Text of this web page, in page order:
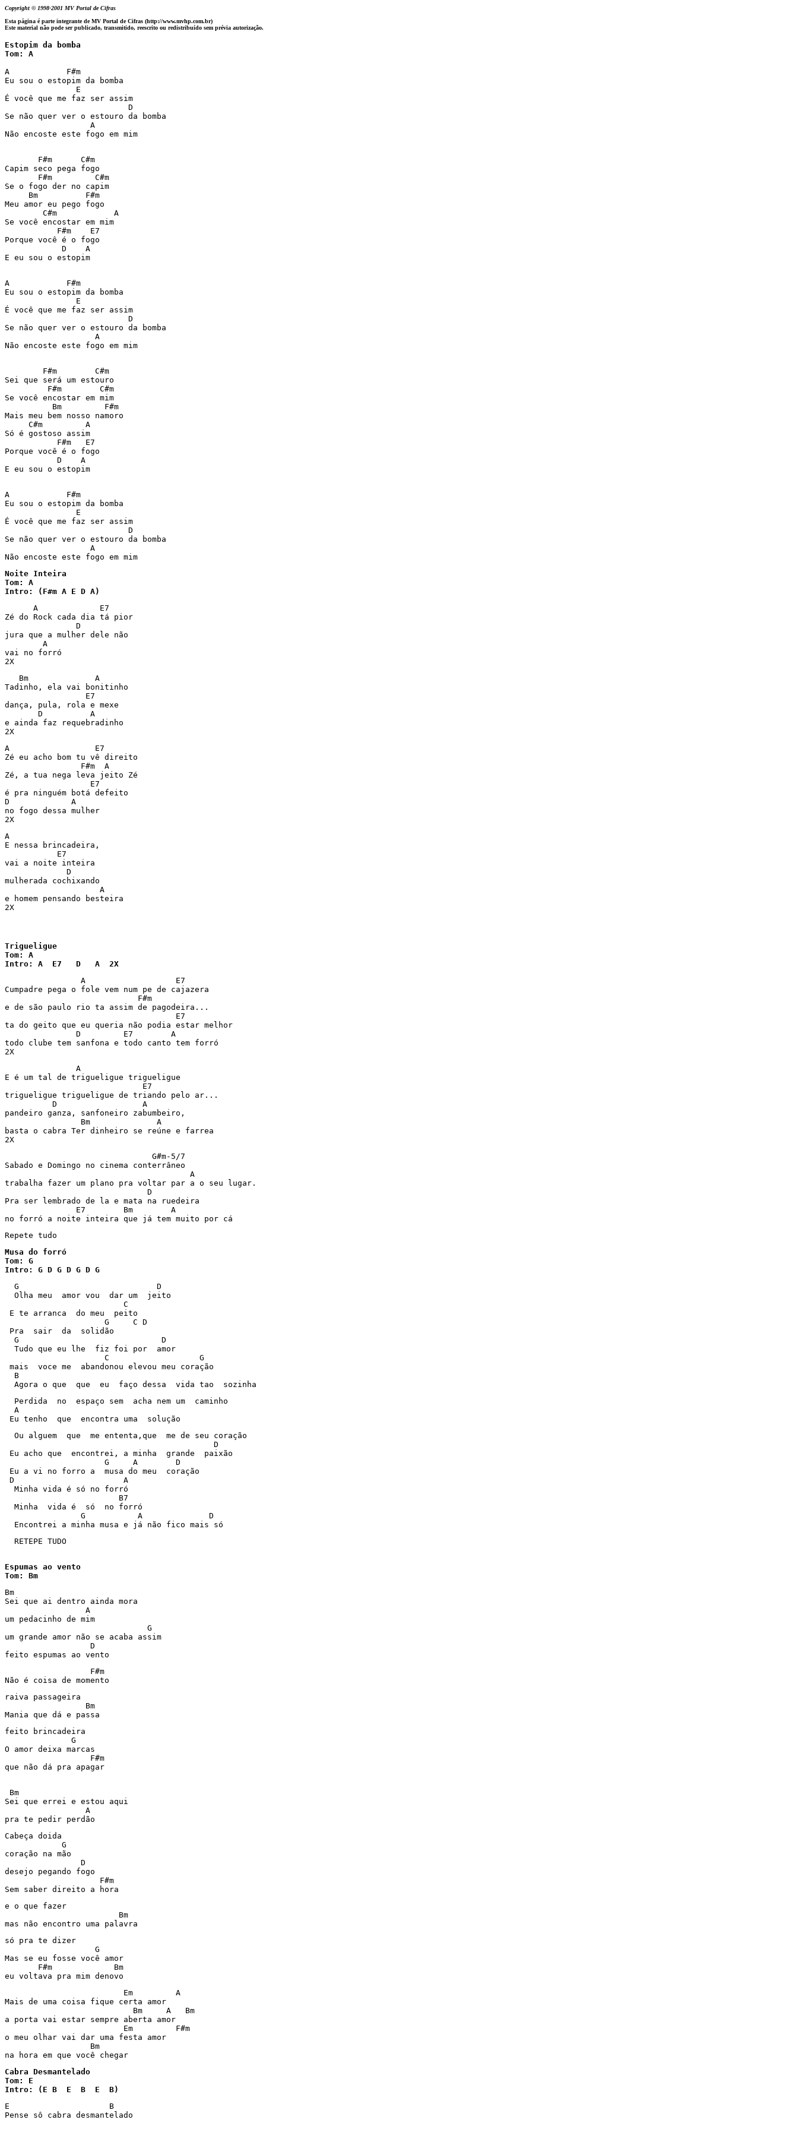
Copyright © 1998-2001 MV Portal de Cifras
Esta página é parte integrante de MV Portal de Cifras (http://www.mvhp.com.br)
Este material não pode ser publicado, transmitido, reescrito ou redistribuído sem prévia autorização.
Estopim da bomba
Tom: A
A            F#m
Eu sou o estopim da bomba
               E
É você que me faz ser assim
                          D
Se não quer ver o estouro da bomba
                  A
Não encoste este fogo em mim
       F#m      C#m
Capim seco pega fogo
       F#m         C#m
Se o fogo der no capim
     Bm          F#m
Meu amor eu pego fogo
        C#m            A
Se você encostar em mim
           F#m    E7
Porque você é o fogo
            D    A
E eu sou o estopim
A            F#m
Eu sou o estopim da bomba
               E
É você que me faz ser assim
                          D
Se não quer ver o estouro da bomba
                   A
Não encoste este fogo em mim
        F#m        C#m
Sei que será um estouro
         F#m        C#m
Se você encostar em mim
          Bm         F#m
Mais meu bem nosso namoro
     C#m         A
Só é gostoso assim
           F#m   E7
Porque você é o fogo
           D    A
E eu sou o estopim
A            F#m
Eu sou o estopim da bomba
               E
É você que me faz ser assim
                          D
Se não quer ver o estouro da bomba
                  A
Noite Inteira
Tom: A
Intro: (F#m A E D A)
      A             E7
Zé do Rock cada dia tá pior
               D
jura que a mulher dele não
        A
vai no forró
2X
   Bm              A
Tadinho, ela vai bonitinho
                 E7
dança, pula, rola e mexe
       D          A
e ainda faz requebradinho
2X
A                  E7
Zé eu acho bom tu vê direito
                F#m  A
Zé, a tua nega leva jeito Zé
                  E7
é pra ninguém botá defeito
D             A
no fogo dessa mulher
2X
A
E nessa brincadeira,
           E7
vai a noite inteira
             D
mulherada cochixando
                    A
e homem pensando besteira
2X
Trigueligue
Tom: A
Intro: A  E7   D   A  2X
                A                   E7
Cumpadre pega o fole vem num pe de cajazera
                            F#m
e de são paulo rio ta assim de pagodeira...
                                    E7
ta do geito que eu queria não podia estar melhor
               D         E7        A
todo clube tem sanfona e todo canto tem forró
2X
               A
E é um tal de trigueligue trigueligue
                             E7
trigueligue trigueligue de triando pelo ar...
          D                  A
pandeiro ganza, sanfoneiro zabumbeiro,
                Bm              A
basta o cabra Ter dinheiro se reúne e farrea
2X
                               G#m-5/7
Sabado e Domingo no cinema conterrâneo
                                       A
trabalha fazer um plano pra voltar par a o seu lugar.
                              D
Pra ser lembrado de la e mata na ruedeira
               E7        Bm        A
no forró a noite inteira que já tem muito por cá
Repete tudo
Musa do forró
Tom: G
  G                             D
  Olha meu  amor vou  dar um  jeito
                         C
E te arranca  do meu  peito
                     G     C D
Pra  sair  da  solidão
  G                              D
  Tudo que eu lhe  fiz foi por  amor
                     C                   G
mais  voce me  abandonou elevou meu coração
  B
  Agora o que  que  eu  faço dessa  vida tao  sozinha
  Perdida  no  espaço sem  acha nem um  caminho
  A
Eu tenho  que  encontra uma  solução
  Ou alguem  que  me ententa,que  me de seu coração
                                            D
Eu acho que  encontrei, a minha  grande  paixão
                     G     A        D
Eu a vi no forro a  musa do meu  coração
D                       A
  Minha vida é só no forró
                        B7
  Minha  vida é  só  no forró
                G           A              D
  Encontrei a minha musa e já não fico mais só
  RETEPE TUDO
Espumas ao vento
Tom: Bm
Bm
Sei que ai dentro ainda mora
                 A
um pedacinho de mim
                              G
um grande amor não se acaba assim
                  D
                  F#m
Não é coisa de momento
raiva passageira
                 Bm
Mania que dá e passa
feito brincadeira
              G
O amor deixa marcas
                  F#m
Bm
Sei que errei e estou aqui
                 A
pra te pedir perdão
Cabeça doida
            G
coração na mão
                D
desejo pegando fogo
                    F#m
Sem saber direito a hora
e o que fazer
                        Bm
mas não encontro uma palavra
só pra te dizer
                   G
Mas se eu fosse você amor
       F#m             Bm
                         Em         A
Mais de uma coisa fique certa amor
                           Bm     A   Bm
a porta vai estar sempre aberta amor
                         Em         F#m
o meu olhar vai dar uma festa amor
                  Bm
na hora em que você chegar
Cabra Desmantelado
Tom: E
Intro: (E B  E  B  E  B)
E                     B
Pense sô cabra desmantelado